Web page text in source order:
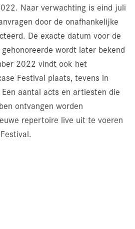
Naar verwachting is eind juli
door de onafhankelijke
De exacte datum voor de
wordt later bekend
2022 vindt ook het
Festival plaats, tevens in
aantal acts en artiesten die
ontvangen worden
repertoire live uit te voeren